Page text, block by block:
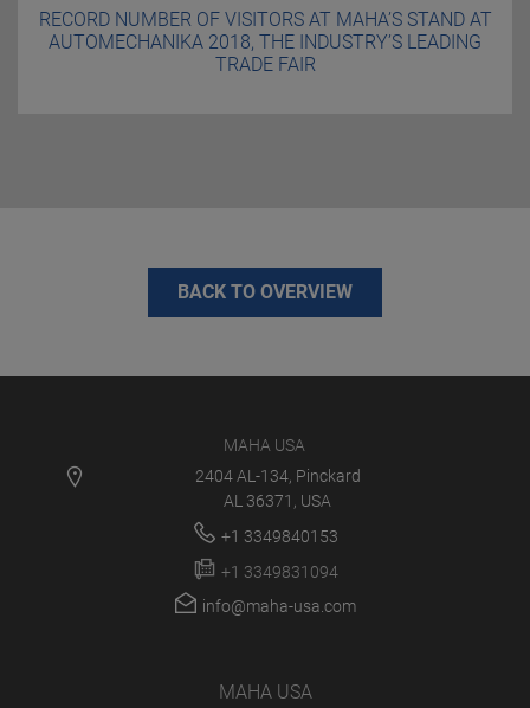
RECORD NUMBER OF VISITORS AT MAHA’S STAND AT
AUTOMECHANIKA 2018, THE INDUSTRY’S LEADING
TRADE FAIR
BACK TO OVERVIEW
MAHA USA
2404 AL-134, Pinckard
AL 36371, USA
+1 3349840153
+1 3349831094
info@maha-usa.com
MAHA USA